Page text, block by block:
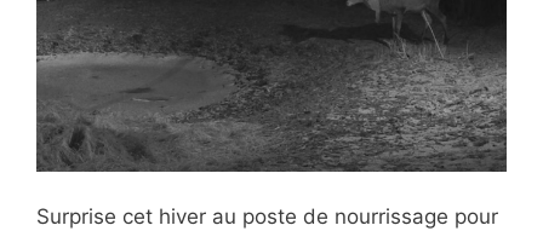
Surprise cet hiver au poste de nourrissage pour